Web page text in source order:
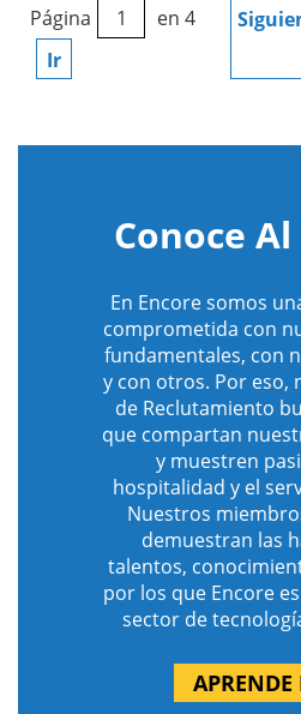
Página
en 4
Ir
Conoce
En Encore somos
comprometida con
fundamentales, con
y con otros. Por eso,
de Reclutamiento
que compartan
y muestren
hospitalidad y el
Nuestros
demuestran las
talentos,
por los que Encore
sector de
APRENDE